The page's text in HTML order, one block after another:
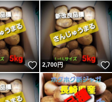
いいね！
2,700円